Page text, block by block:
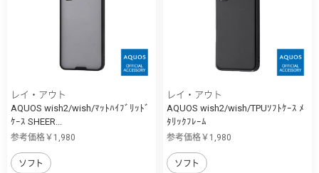
レイ・アウト
AQUOS wish2/wish/ﾏｯﾄﾊｲﾌﾞﾘｯﾄﾞ
ｹｰｽ SHEER...
参考価格￥1,980
ソフト
レイ・アウト
AQUOS wish2/wish/TPUｿﾌﾄｹｰｽ ﾒ
ﾀﾘｯｸﾌﾚｰﾑ
参考価格￥1,980
ソフト